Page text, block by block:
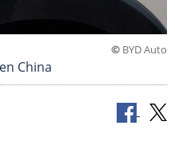
© BYD Auto
China